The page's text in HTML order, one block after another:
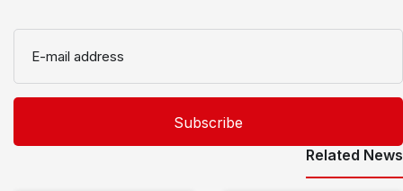
E-mail address
Related News